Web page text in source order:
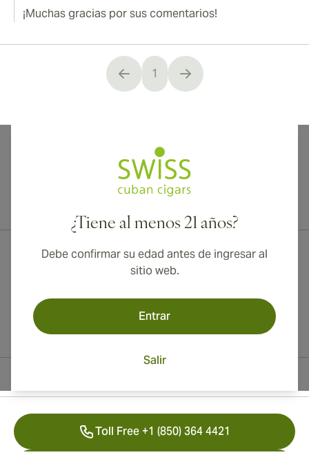
¡Muchas gracias por sus comentarios!
You're currently reading page
1
¿Tiene al menos 21 años?
Debe confirmar su edad antes de ingresar al
sitio web.
Entrar
Salir
Toll Free +1 (850) 364 4421